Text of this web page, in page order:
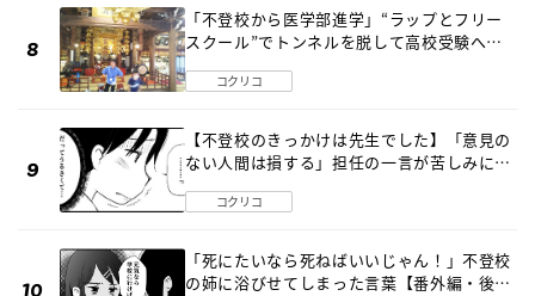
「不登校から医学部進学」“ラップとフリー
スクール”でトンネルを脱して高校受験へ
コクリコ
【不登校のきっかけは先生でした】「意見の
ない人間は損する」担任の一言が苦しみに…
コクリコ
「死にたいなら死ねばいいじゃん！」不登校
の姉に浴びせてしまった言葉【番外編・後